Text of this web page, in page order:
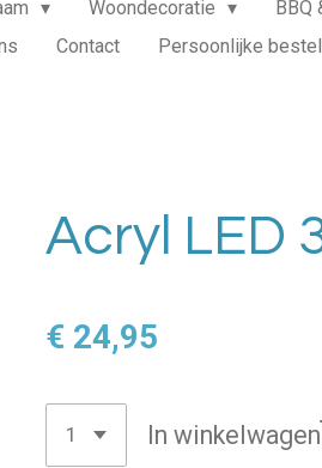
Woondecoratie BBQ
Contact Persoonlijke
Acryl LED
€ 24,95
In winkelwagen